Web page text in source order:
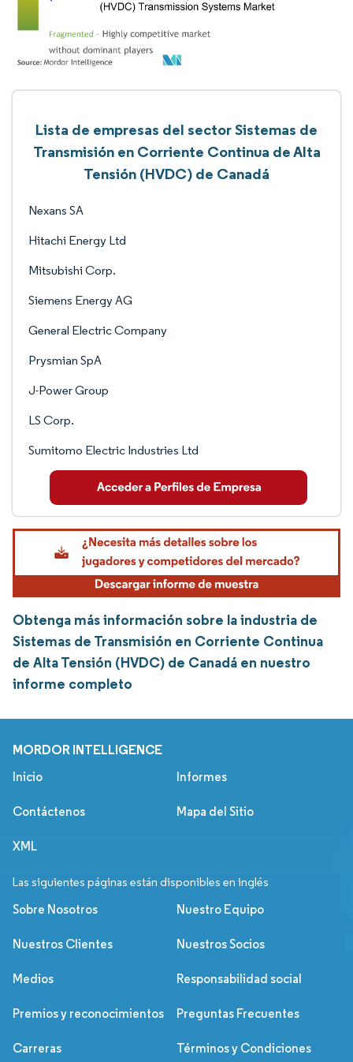
Lista de empresas del sector Sistemas de
Transmisión en Corriente Continua de Alta
Tensión (HVDC) de Canadá
Nexans SA
Hitachi Energy Ltd
Mitsubishi Corp.
Siemens Energy AG
General Electric Company
Prysmian SpA
J-Power Group
LS Corp.
Sumitomo Electric Industries Ltd
Obtenga más información sobre la industria de
Sistemas de Transmisión en Corriente Continua
de Alta Tensión (HVDC) de Canadá en nuestro
informe completo
MORDOR INTELLIGENCE
Inicio Informes
Contáctenos Mapa del Sitio
XML
Las siguientes páginas están disponibles en inglés
Sobre Nosotros Nuestro Equipo
Nuestros Clientes Nuestros Socios
Medios Responsabilidad social
Premios y reconocimientos Preguntas Frecuentes
Carreras Términos y Condiciones